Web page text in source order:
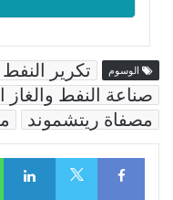
الوسوم تكرير
صناعة النفط والغاز
مصفاة ريتشموند
Facebook